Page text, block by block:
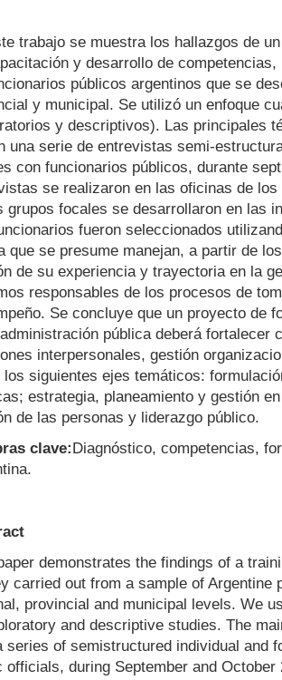
trabajo se muestra los hallazgos de
y desarrollo de
públicos argentinos que se
y municipal. Se utilizó un enfoque
y descriptivos). Las principales
una serie de entrevistas semi-
con funcionarios públicos, durante
se realizaron en las oficinas de
grupos focales se desarrollaron en las
fueron seleccionados
que se presume manejan, a partir de
de su experiencia y trayectoria en la
responsables de los procesos de
Se concluye que un proyecto de
pública deberá fortalecer
interpersonales, gestión
los siguientes ejes temáticos:
estrategia, planeamiento y gestión
de las personas y liderazgo público.
clave: Diagnóstico, competencias,
demonstrates the findings of a
carried out from a sample of Argentine
provincial and municipal levels. We
and descriptive studies. The
series of semistructured individual and
officials, during September and